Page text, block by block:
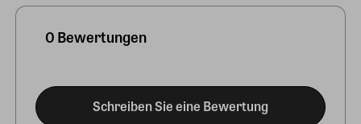
0 Bewertungen
Schreiben Sie eine Bewertung